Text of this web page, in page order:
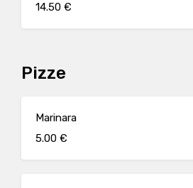
14.50 €
Pizze
Marinara
5.00 €